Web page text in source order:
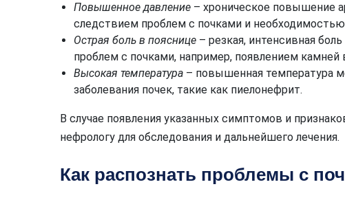
Повышенное давление – хроническое повышение
следствием проблем с почками и
Острая боль в пояснице – резкая, интенсивная
проблем с почками, например, появлением
Высокая температура – повышенная температура
заболевания почек, такие как пиелонефрит.
В случае появления указанных симптомов и
нефрологу для обследования и дальнейшего лечения.
Как распознать проблемы с